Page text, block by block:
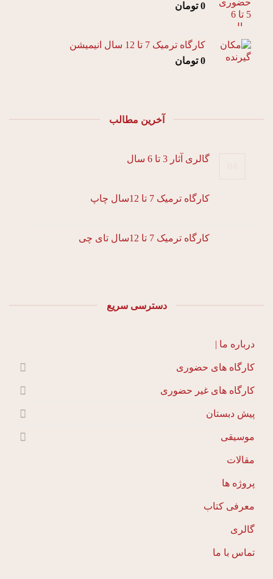
0 تومان
کارگاه ترمیک 7 تا 12 سال انیمیشن
0 تومان
آخرین مطالب
گالری آثار 3 تا 6 سال
کارگاه ترمیک 7 تا 12سال چاپ
کارگاه ترمیک 7 تا 12سال تای چی
دسترسی سریع
درباره ما |
کارگاه های حضوری
کارگاه های غیر حضوری
پیش دبستان
موسیقی
مقالات
پروژه ها
معرفی کتاب
گالری
تماس با ما